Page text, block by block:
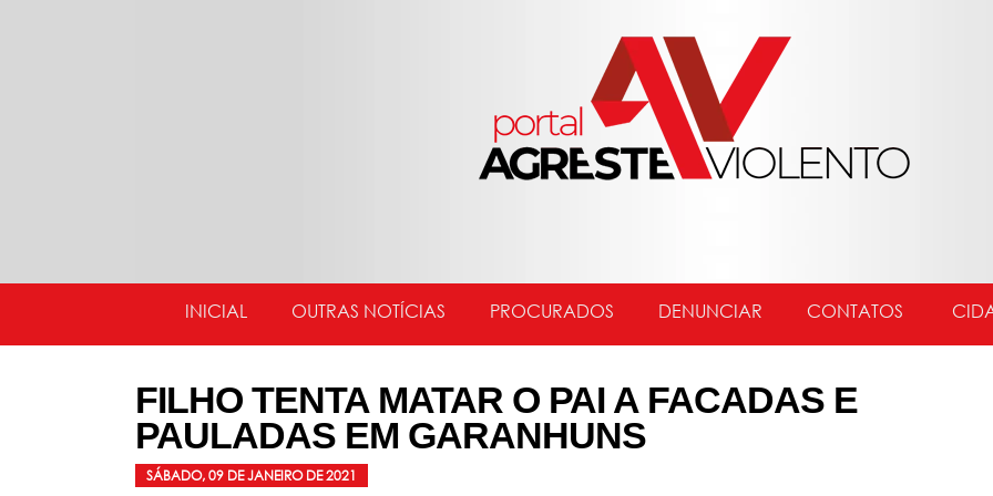
INICIAL OUTRAS NOTÍCIAS PROCURADOS DENUNCIAR CONTATOS
FILHO TENTA MATAR O PAI A FACADAS E
PAULADAS EM GARANHUNS
SÁBADO, 09 DE JANEIRO DE 2021